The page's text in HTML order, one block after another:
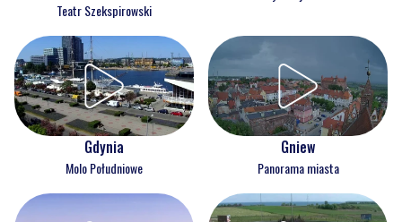
Teatr Szekspirowski
Gdynia
Molo Południowe
Gniew
Panorama miasta